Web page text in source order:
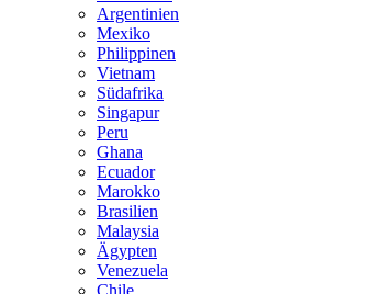
Argentinien
Mexiko
Philippinen
Vietnam
Südafrika
Singapur
Peru
Ghana
Ecuador
Marokko
Brasilien
Malaysia
Ägypten
Venezuela
Chile